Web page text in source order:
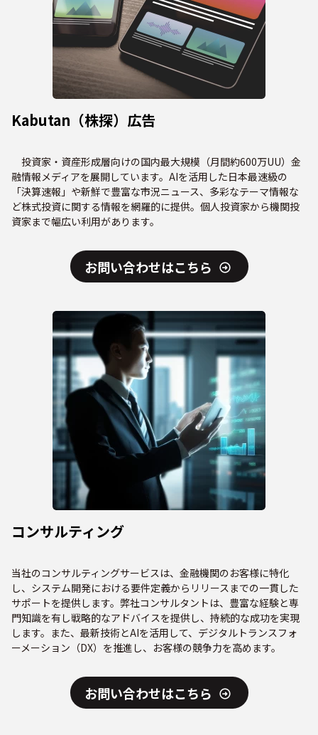
Kabutan（株探）広告
投資家・資産形成層向けの国内最大規模（月間約600万UU）金
融情報メディアを展開しています。AIを活用した日本最速級の
「決算速報」や新鮮で豊富な市況ニュース、多彩なテーマ情報な
ど株式投資に関する情報を網羅的に提供。個人投資家から機関投
資家まで幅広い利用があります。
お問い合わせはこちら
コンサルティング
当社のコンサルティングサービスは、金融機関のお客様に特化
し、システム開発における要件定義からリリースまでの一貫した
サポートを提供します。弊社コンサルタントは、豊富な経験と専
門知識を有し戦略的なアドバイスを提供し、持続的な成功を実現
します。また、最新技術とAIを活用して、デジタルトランスフォ
ーメーション（DX）を推進し、お客様の競争力を高めます。
お問い合わせはこちら